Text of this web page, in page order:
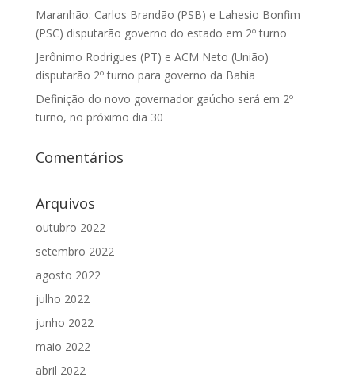
Maranhão: Carlos Brandão (PSB) e Lahesio Bonfim
(PSC) disputarão governo do estado em 2º turno
Jerônimo Rodrigues (PT) e ACM Neto (União)
disputarão 2º turno para governo da Bahia
Definição do novo governador gaúcho será em 2º
turno, no próximo dia 30
Comentários
Arquivos
outubro 2022
setembro 2022
agosto 2022
julho 2022
junho 2022
maio 2022
abril 2022